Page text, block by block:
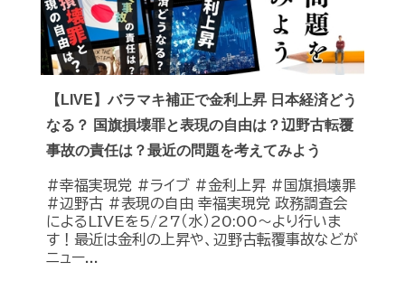
【LIVE】バラマキ補正で金利上昇 日本経済どう
なる？ 国旗損壊罪と表現の自由は？辺野古転覆
事故の責任は？最近の問題を考えてみよう
#幸福実現党 #ライブ #金利上昇 #国旗損壊罪
#辺野古 #表現の自由 幸福実現党 政務調査会
によるLIVEを5/27（水）20:00〜より行いま
す！最近は金利の上昇や、辺野古転覆事故などが
ニュー...